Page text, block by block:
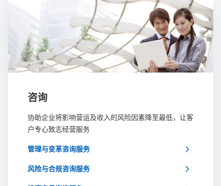
咨询
协助企业将影响营运及收入的风险因素降至最低，让客
户专心致志经营服务
管理与变革咨询服务 chevron_right
风险与合规咨询服务 chevron_right